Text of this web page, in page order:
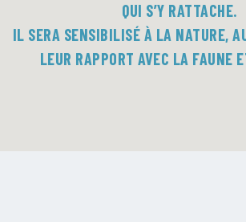
QUI S’Y RATTACHE.
IL SERA SENSIBILISÉ À LA NATURE,
LEUR RAPPORT AVEC LA FAUNE